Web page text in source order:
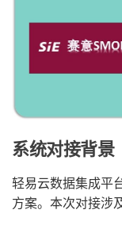
系统对接背景
轻易云数据集成平
方案。本次对接涉及